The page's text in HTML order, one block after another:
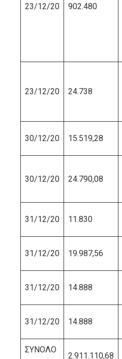
23/12/20 902.480
23/12/20 24.738
30/12/20 15.519,28
30/12/20 24.790,08
31/12/20 11.830
31/12/20 19.987,56
31/12/20 14.888
31/12/20 14.888
ΣΥΝΟΛΟ
2.911.110,68